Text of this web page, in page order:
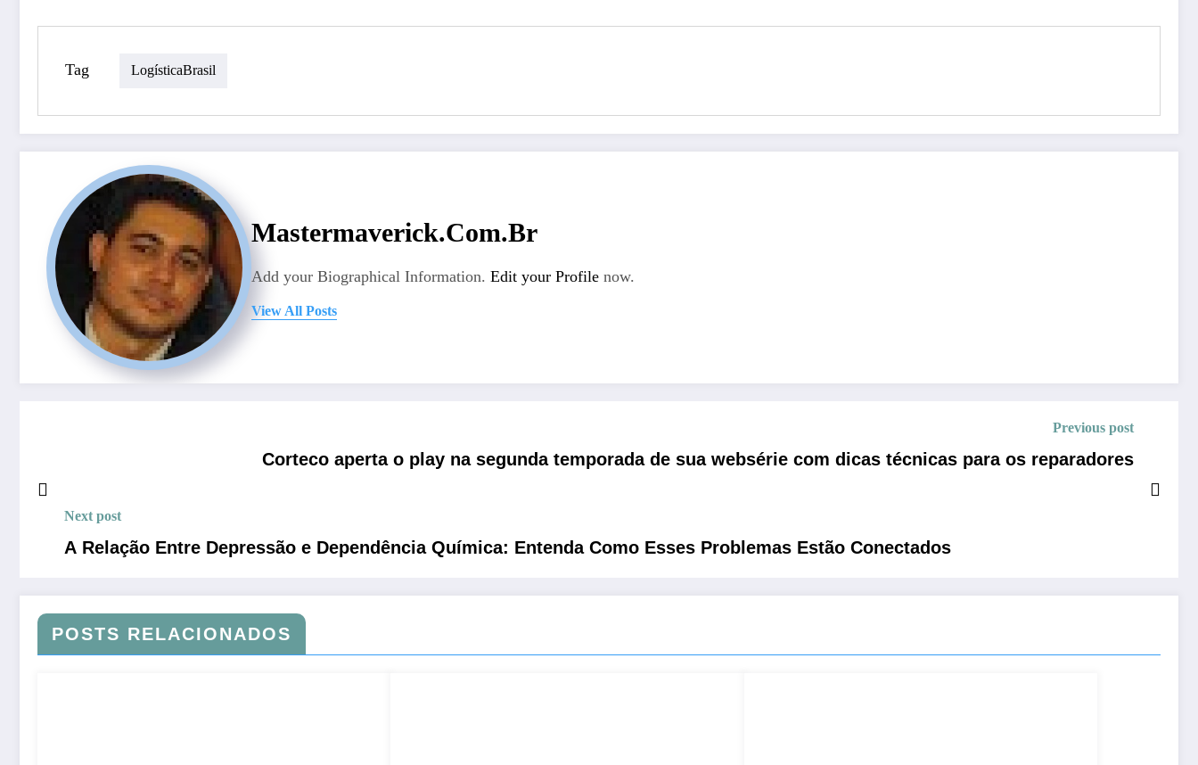
Tag LogísticaBrasil
Mastermaverick.com.br
Add your Biographical Information. Edit your Profile now.
View All Posts
Previous post
Corteco aperta o play na segunda temporada de sua websérie com dicas técnicas para os reparadores
Next post
A Relação Entre Depressão e Dependência Química: Entenda Como Esses Problemas Estão Conectados
POSTS RELACIONADOS